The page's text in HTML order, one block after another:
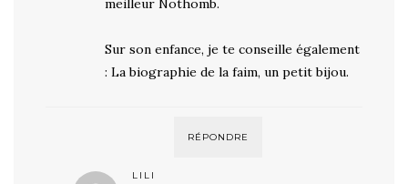
meilleur Nothomb.
Sur son enfance, je te conseille également
: La biographie de la faim, un petit bijou.
RÉPONDRE
LILI